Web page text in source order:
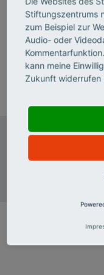
Maria Obel (geb.
managerin mit
Media/
T 0201 8401-184
Stiftungszentrums
zum Beispiel zur
Audio- oder
kann meine
Zukunft widerrufen